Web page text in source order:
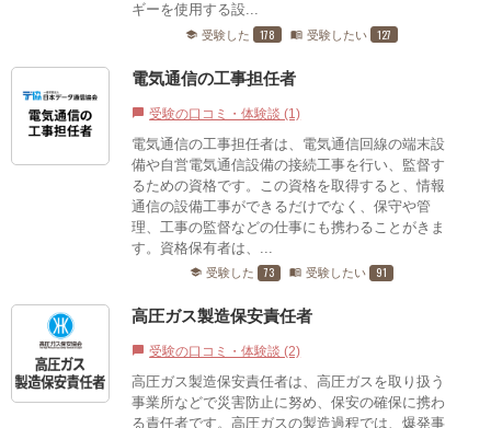
ギーを使用する設...
school 受験した 178 menu_book 受験したい 127
電気通信の工事担任者
chat_bubble 受験の口コミ・体験談 (1)
電気通信の工事担任者は、電気通信回線の端末設
備や自営電気通信設備の接続工事を行い、監督す
るための資格です。この資格を取得すると、情報
通信の設備工事ができるだけでなく、保守や管
理、工事の監督などの仕事にも携わることがきま
す。資格保有者は、...
school 受験した 73 menu_book 受験したい 91
高圧ガス製造保安責任者
chat_bubble 受験の口コミ・体験談 (2)
高圧ガス製造保安責任者は、高圧ガスを取り扱う
事業所などで災害防止に努め、保安の確保に携わ
る責任者です。高圧ガスの製造過程では、爆発事